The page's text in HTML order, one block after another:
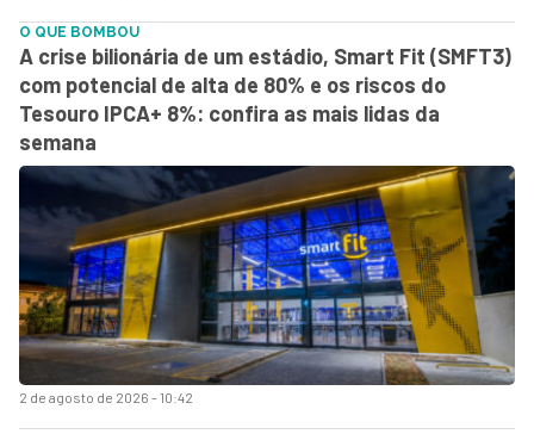
2 de agosto de 2026 - 10:42
O QUE BOMBOU
A crise bilionária de um estádio, Smart Fit (SMFT3)
com potencial de alta de 80% e os riscos do
Tesouro IPCA+ 8%: confira as mais lidas da
semana